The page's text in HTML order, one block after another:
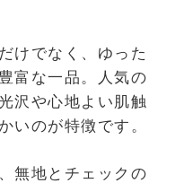
けでなく、ゆった
富な一品。人気の
沢や心地よい肌触
いのが特徴です。
無地とチェックの